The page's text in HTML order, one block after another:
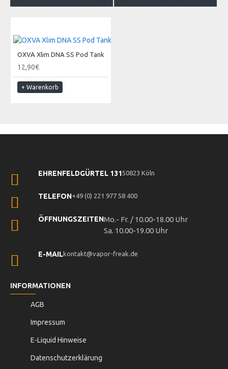
OXVA Xlim DNA SS Pod Tank
12,90€
+ Warenkorb
EHRENFELDGÜRTEL 13150823 Köln
TELEFON+49 (0) 221 977 58 400
ÖFFNUNGSZEITENMo.- Fr. / 10.00-18.00 Uhr
Sa. 10.00-19.00 Uhr
E-MAILkontakt@vapor-freak.de
INFORMATIONEN
AGB
Impressum
E-Liquid Hinweise
Datenschutzerklärung